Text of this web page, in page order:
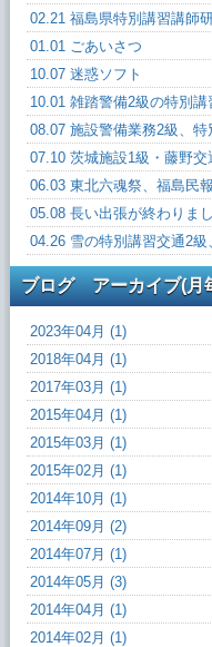
02.21 福島県特別講習講師
01.01 ごあいさつ
10.07 迷惑ソフト
10.01 雑踏警備2級の特別
08.07 施設警備業務2級、特
07.10 茨城施設1級・藤野交
06.03 東北六魂祭、福島民
05.08 長い出張が終わりま
04.26 雪の特別講習交通2級
ブログ アーカイブ(月
2023年04月 (1)
2018年04月 (1)
2017年03月 (1)
2015年04月 (1)
2015年03月 (1)
2015年02月 (1)
2014年10月 (1)
2014年09月 (2)
2014年07月 (1)
2014年05月 (3)
2014年04月 (1)
2014年02月 (1)